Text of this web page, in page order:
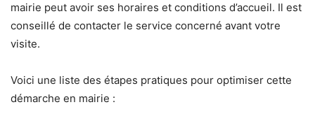
mairie peut avoir ses horaires et conditions d’accueil. Il est
conseillé de contacter le service concerné avant votre
visite.
Voici une liste des étapes pratiques pour optimiser cette
démarche en mairie :